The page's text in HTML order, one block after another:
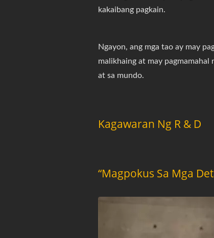
kakaibang pagkain.
Ngayon, ang mga tao ay may
malikhaing at may pagmamahal
at sa mundo.
Kagawaran Ng R & D
“Magpokus Sa Mga